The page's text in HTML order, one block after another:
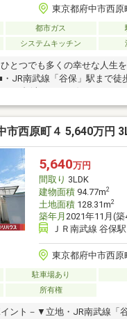
東京都府中市西原
都市ガス
システムキッチン
ひとつでも多くの幸せな人生
JR南武線「谷保」駅まで徒
ォークインクローゼットや
には多用途に活用可能なタ
族との会話が弾む対面式キッ
付き3口ガスコンロ搭載の機
洗濯物を干せる浴室乾燥機付
8分・国立市立国立第七小学校:
市西原町４ 5,640万円
5,640万円
間取り 3LDK
建物面積94.77m2
土地面積128.31m2
築年月 2021年11月(
ＪＲ南武線 谷保
東京都府中市西原
駐車場あり
所有権
ント－▼立地・JR南武線「